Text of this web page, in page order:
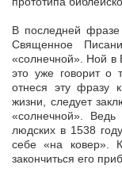
В последней фразе
Священное
«солнечной». Ной в
это уже говорит о
отнеся эту фразу
жизни, следует
«солнечной».
людских в 1538
себе «на ковер».
закончиться его